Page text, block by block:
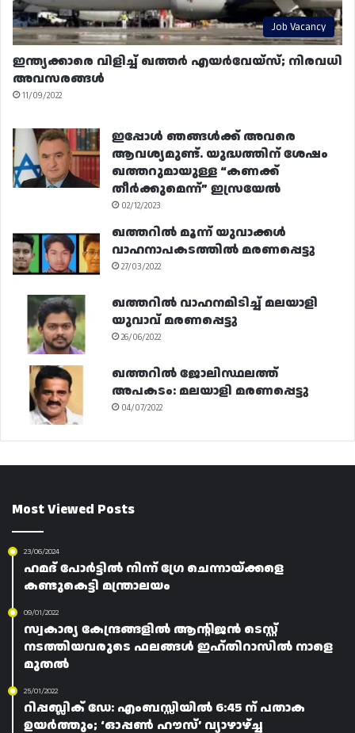
Job Vacancy
ഇന്ത്യക്കാരെ വിളിച്ച് ഖത്തർ എയർവേയ്‌സ്; നിരവധി
അവസരങ്ങൾ
11/09/2022
ഇപ്പോൾ ഞങ്ങൾക്ക് അവരെ
ആവശ്യമുണ്ട്. യുദ്ധത്തിന് ശേഷം
ഖത്തറുമായുള്ള “കണക്ക്
തീർക്കുമെന്ന്” ഇസ്രയേൽ
02/12/2023
ഖത്തറിൽ മൂന്ന് യുവാക്കൾ
വാഹനാപകടത്തിൽ മരണപ്പെട്ടു
27/03/2022
ഖത്തറിൽ വാഹനമിടിച്ച് മലയാളി
യുവാവ് മരണപ്പെട്ടു
26/06/2022
ഖത്തറിൽ ജോലിസ്ഥലത്ത്
അപകടം: മലയാളി മരണപ്പെട്ടു
04/07/2022
Most Viewed Posts
23/06/2024
ഹമദ് പോർട്ടിൽ നിന്ന് ഗ്രേ ചെന്നായ്ക്കളെ
കണ്ടുകെട്ടി മന്ത്രാലയം
09/01/2022
സ്വകാര്യ കേന്ദ്രങ്ങളിൽ ആന്റിജൻ ടെസ്റ്റ്
നടത്തിയവരുടെ ഫലങ്ങൾ ഇഹ്തിറാസിൽ നാളെ
മുതൽ
25/01/2022
റിപ്പബ്ലിക് ഡേ: എംബസ്സിയിൽ 6:45 ന് പതാക
ഉയർത്തും; ‘ഓപ്പൺ ഹൗസ്’ വ്യാഴാഴ്ച്ച